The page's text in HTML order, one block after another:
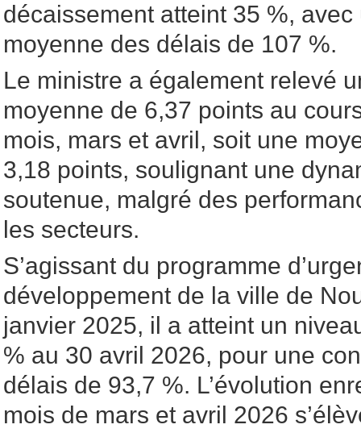
décaissement atteint 35 %,
moyenne des délais de 107 %.
Le ministre a également relevé
moyenne de 6,37 points au
mois, mars et avril, soit une
3,18 points, soulignant une
soutenue, malgré des
les secteurs.
S’agissant du programme
développement de la ville de
janvier 2025, il a atteint un
% au 30 avril 2026, pour une
délais de 93,7 %. L’évolution
mois de mars et avril 2026